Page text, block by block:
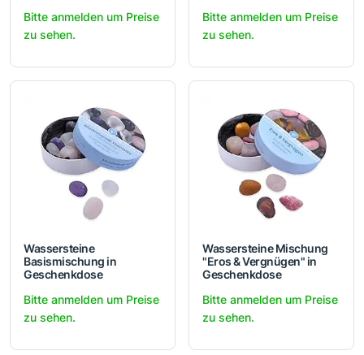
Bitte anmelden um Preise
zu sehen.
Bitte anmelden um Preise
zu sehen.
Wassersteine
Basismischung in
Geschenkdose
Bitte anmelden um Preise
zu sehen.
Wassersteine Mischung
"Eros & Vergnügen" in
Geschenkdose
Bitte anmelden um Preise
zu sehen.